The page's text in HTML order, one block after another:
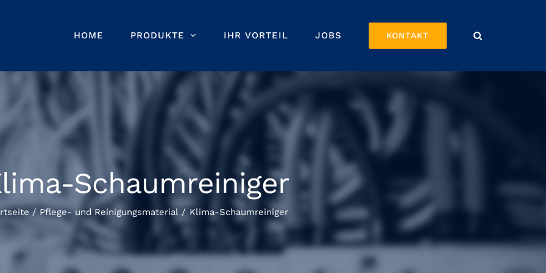
HOME PRODUKTE IHR VORTEIL JOBS KONTAKT
Schaumreiniger
Pflege- und Reinigungsmaterial Klima-Schaumreiniger